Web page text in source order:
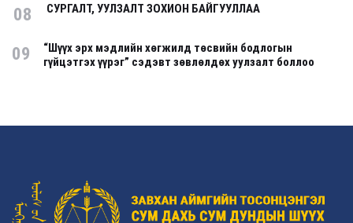
08 СУРГАЛТ, УУЛЗАЛТ ЗОХИОН БАЙГУУЛЛАА
09
“Шүүх эрх мэдлийн хөгжилд төсвийн бодлогын
гүйцэтгэх үүрэг” сэдэвт зөвлөлдөх уулзалт боллоо